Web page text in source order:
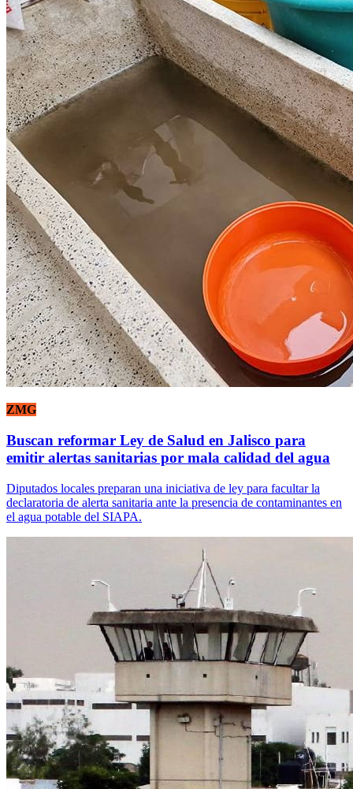
ZMG
Buscan reformar Ley de Salud en Jalisco para
emitir alertas sanitarias por mala calidad del agua
Diputados locales preparan una iniciativa de ley para facultar la
declaratoria de alerta sanitaria ante la presencia de contaminantes en
el agua potable del SIAPA.